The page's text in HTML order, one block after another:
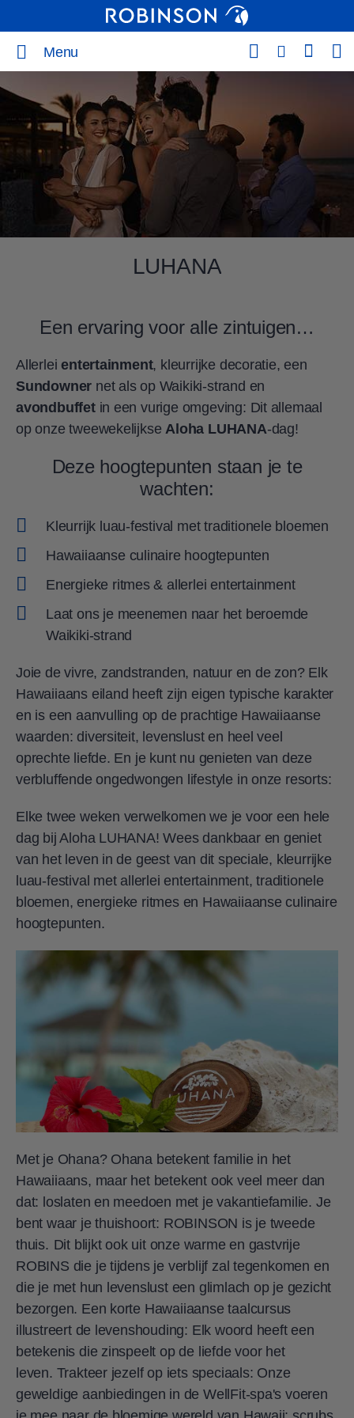
Menu
LUHANA
Een ervaring voor alle zintuigen…
Allerleientertainment, kleurrijke decoratie, een
Sundowner net als op Waikiki-strand en
avondbuffetin een vurige omgeving: Dit allemaal
op onze tweewekelijkseAloha LUHANA-dag!
Deze hoogtepunten staan je te
wachten:
Kleurrijk luau-festival met traditionele bloemen
Hawaiiaanse culinaire hoogtepunten
Energieke ritmes & allerlei entertainment
Laat ons je meenemen naar het beroemde
Waikiki-strand
Joie de vivre, zandstranden, natuur en de zon? Elk
Hawaiiaans eiland heeft zijn eigen typische karakter
en is een aanvulling op de prachtige Hawaiiaanse
waarden: diversiteit, levenslust en heel veel
oprechte liefde. En je kunt nu genieten van deze
verbluffende ongedwongen lifestyle in onze resorts:
Elke twee weken verwelkomen we je voor een hele
dag bij Aloha LUHANA! Wees dankbaar en geniet
van het leven in de geest van dit speciale, kleurrijke
luau-festival met allerlei entertainment, traditionele
bloemen, energieke ritmes en Hawaiiaanse culinaire
hoogtepunten.
Met je Ohana? Ohana betekent familie in het
Hawaiiaans, maar het betekent ook veel meer dan
dat: loslaten en meedoen met je vakantiefamilie. Je
bent waar je thuishoort: ROBINSON is je tweede
thuis. Dit blijkt ook uit onze warme en gastvrije
ROBINS die je tijdens je verblijf zal tegenkomen en
die je met hun levenslust een glimlach op je gezicht
bezorgen. Een korte Hawaiiaanse taalcursus
illustreert de levenshouding: Elk woord heeft een
betekenis die zinspeelt op de liefde voor het
leven. Trakteer jezelf op iets speciaals: Onze
geweldige aanbiedingen in de WellFit-spa's voeren